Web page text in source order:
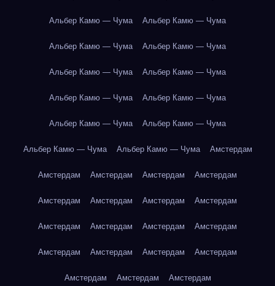
Альбер Камю — Чума Альбер Камю — Чума
Альбер Камю — Чума Альбер Камю — Чума
Альбер Камю — Чума Альбер Камю — Чума
Альбер Камю — Чума Альбер Камю — Чума
Альбер Камю — Чума Альбер Камю — Чума
Альбер Камю — Чума Альбер Камю — Чума Амстердам
Амстердам Амстердам Амстердам Амстердам
Амстердам Амстердам Амстердам Амстердам
Амстердам Амстердам Амстердам Амстердам
Амстердам Амстердам Амстердам Амстердам
Амстердам Амстердам Амстердам